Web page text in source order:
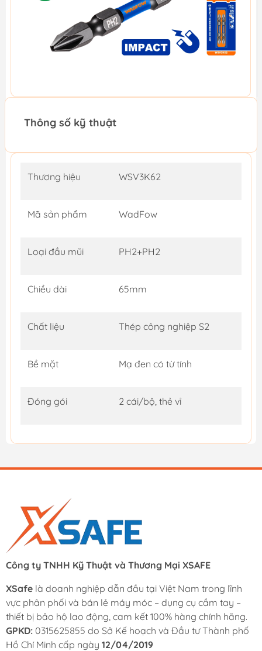
Thông số kỹ thuật
Thương hiệu WSV3K62
Mã sản phẩm WadFow
Loại đầu mũi PH2+PH2
Chiều dài 65mm
Chất liệu Thép công nghiệp S2
Bề mặt Mạ đen có từ tính
Đóng gói 2 cái/bộ, thẻ vỉ
Công ty TNHH Kỹ Thuật và Thương Mại XSAFE
XSafe là doanh nghiệp dẫn đầu tại Việt Nam trong lĩnh
vực phân phối và bán lẻ máy móc – dụng cụ cầm tay –
thiết bị bảo hộ lao động, cam kết 100% hàng chính hãng.
GPKD: 0315625855 do Sở Kế hoạch và Đầu tư Thành phố
Hồ Chí Minh cấp ngày 12/04/2019